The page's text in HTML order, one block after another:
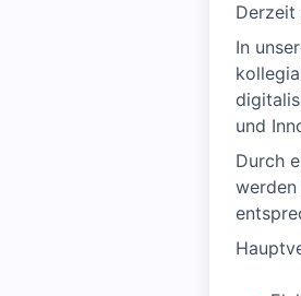
Derzeit
In
und
Durch